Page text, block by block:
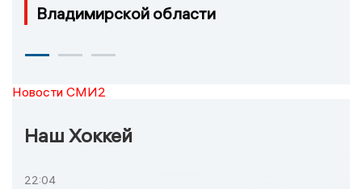
Владимирской области
Новости СМИ2
Наш Хоккей
22:04